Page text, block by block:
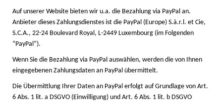
Auf unserer Website bieten wir u.a. die Bezahlung via PayPal an.
Anbieter dieses Zahlungsdienstes ist die PayPal (Europe) S.à.r.l. et Cie,
S.C.A., 22-24 Boulevard Royal, L-2449 Luxembourg (im Folgenden
“PayPal”).
Wenn Sie die Bezahlung via PayPal auswählen, werden die von Ihnen
eingegebenen Zahlungsdaten an PayPal übermittelt.
Die Übermittlung Ihrer Daten an PayPal erfolgt auf Grundlage von Art.
6 Abs. 1 lit. a DSGVO (Einwilligung) und Art. 6 Abs. 1 lit. b DSGVO